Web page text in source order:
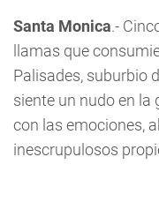
Santa Monica.-
llamas que
Palisades, suburbio
siente un nudo en la
con las emociones,
inescrupulosos